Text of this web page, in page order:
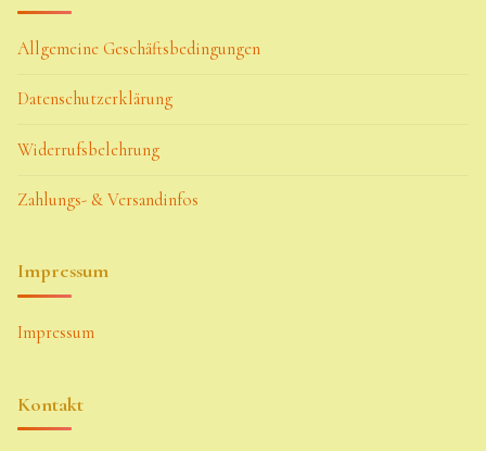
Allgemeine Geschäftsbedingungen
Datenschutzerklärung
Widerrufsbelehrung
Zahlungs- & Versandinfos
Impressum
Impressum
Kontakt